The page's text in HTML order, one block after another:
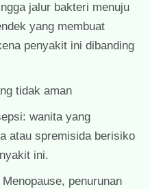
jalur bakteri menuju
yang membuat
penyakit ini dibanding
tidak aman
wanita yang
atau spremisida berisiko
ini.
penurunan